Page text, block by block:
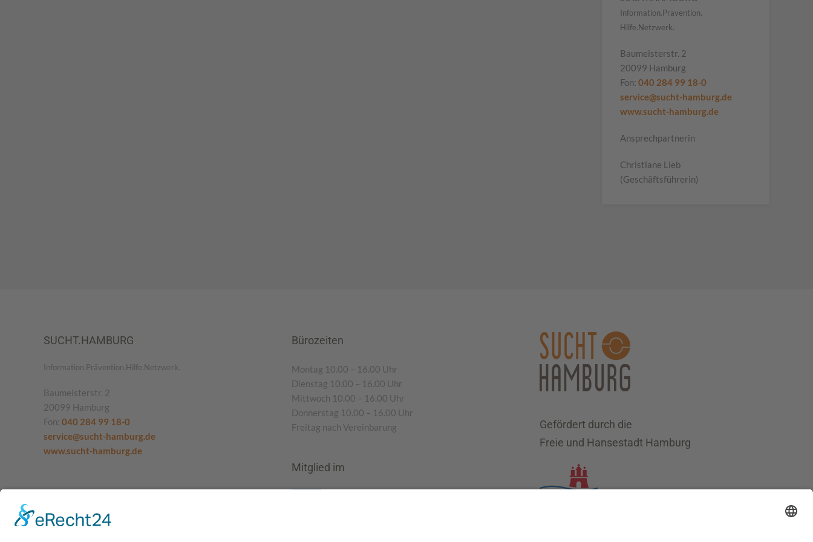
Information.Prävention.
Hilfe.Netzwerk.
Baumeisterstr. 2
20099 Hamburg
Fon: 040 284 99 18-0
service@sucht-hamburg.de
www.sucht-hamburg.de
Ansprechpartnerin
Christiane Lieb
(Geschäftsführerin)
SUCHT.HAMBURG
Information.Prävention.Hilfe.Netzwerk.
Baumeisterstr. 2
20099 Hamburg
Fon: 040 284 99 18-0
service@sucht-hamburg.de
www.sucht-hamburg.de
Bürozeiten
Montag 10.00 – 16.00 Uhr
Dienstag 10.00 – 16.00 Uhr
Mittwoch 10.00 – 16.00 Uhr
Donnerstag 10.00 – 16.00 Uhr
Freitag nach Vereinbarung
Mitglied im
Gefördert durch die
Freie und Hansestadt Hamburg